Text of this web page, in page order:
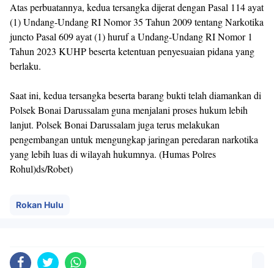
Atas perbuatannya, kedua tersangka dijerat dengan Pasal 114 ayat
(1) Undang-Undang RI Nomor 35 Tahun 2009 tentang Narkotika
juncto Pasal 609 ayat (1) huruf a Undang-Undang RI Nomor 1
Tahun 2023 KUHP beserta ketentuan penyesuaian pidana yang
berlaku.
Saat ini, kedua tersangka beserta barang bukti telah diamankan di
Polsek Bonai Darussalam guna menjalani proses hukum lebih
lanjut. Polsek Bonai Darussalam juga terus melakukan
pengembangan untuk mengungkap jaringan peredaran narkotika
yang lebih luas di wilayah hukumnya. (Humas Polres
Rohul)ds/Robet)
Rokan Hulu